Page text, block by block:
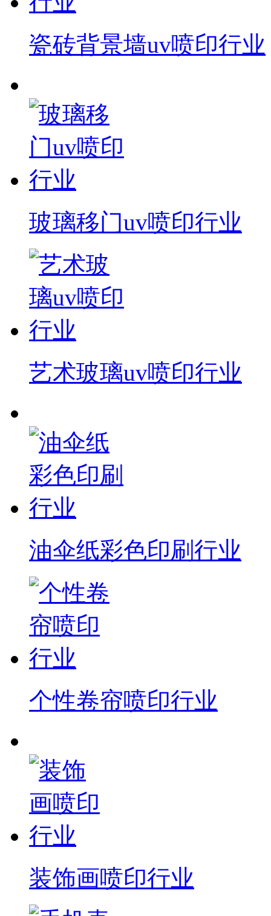
瓷砖背景墙uv喷印行业
玻璃移门uv喷印行业
艺术玻璃uv喷印行业
油伞纸彩色印刷行业
个性卷帘喷印行业
装饰画喷印行业